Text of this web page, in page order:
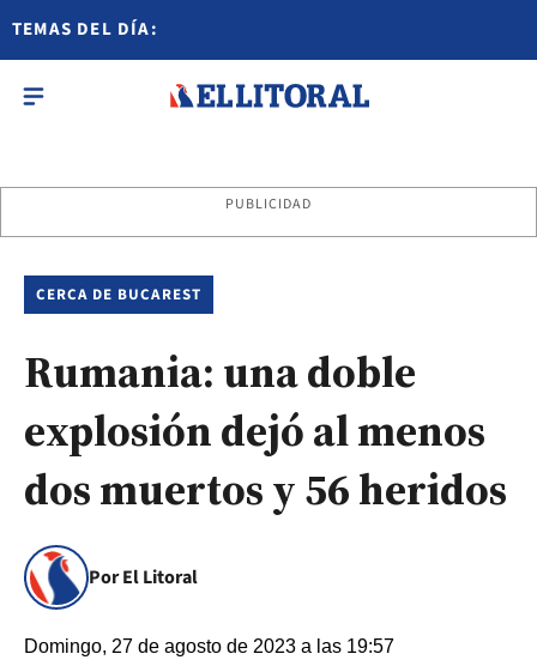
TEMAS DEL DÍA:
PUBLICIDAD
CERCA DE BUCAREST
Rumania: una doble
explosión dejó al menos
dos muertos y 56 heridos
Por El Litoral
Domingo, 27 de agosto de 2023 a las 19:57